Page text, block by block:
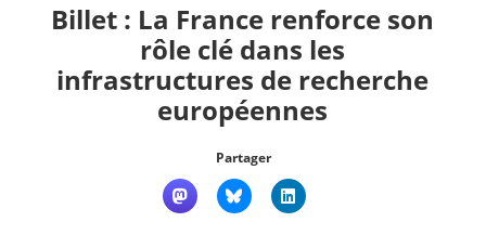
Accueil
Qui sommes nous ?
Billet : La France renforce son
rôle clé dans les
infrastructures de recherche
européennes
Partager